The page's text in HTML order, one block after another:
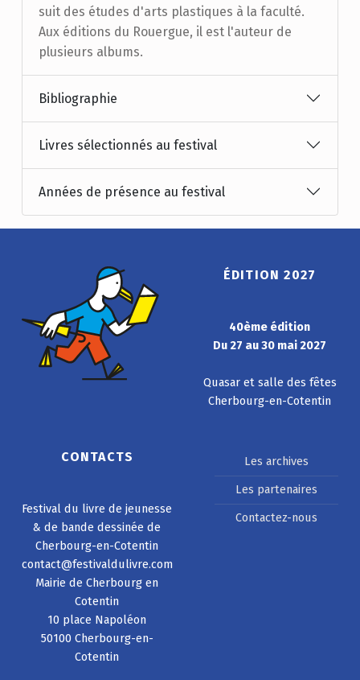
suit des études d'arts plastiques à la faculté.
Aux éditions du Rouergue, il est l'auteur de
plusieurs albums.
Bibliographie
Livres sélectionnés au festival
Années de présence au festival
ÉDITION 2027
40ème édition
Du 27 au 30 mai 2027
Quasar et salle des fêtes
Cherbourg-en-Cotentin
CONTACTS
Festival du livre de jeunesse
& de bande dessinée de
Cherbourg-en-Cotentin
contact@festivaldulivre.com
Mairie de Cherbourg en
Cotentin
10 place Napoléon
50100 Cherbourg-en-
Cotentin
Les archives
Les partenaires
Contactez-nous